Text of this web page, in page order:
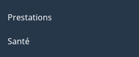
e
p
Prestations
Santé